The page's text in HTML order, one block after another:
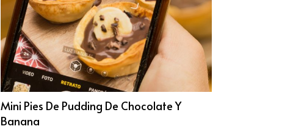
Mini Pies De Pudding De Chocolate Y
Banana